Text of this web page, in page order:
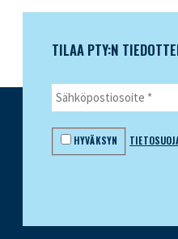
TILAA PTY:N
HYVÄKSYN